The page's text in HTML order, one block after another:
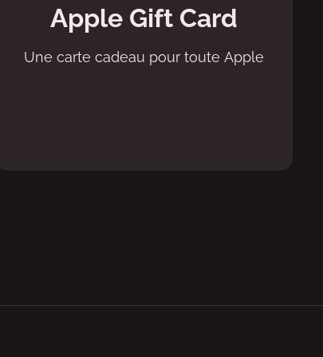
Apple Gift Card
Une carte cadeau pour toute Apple